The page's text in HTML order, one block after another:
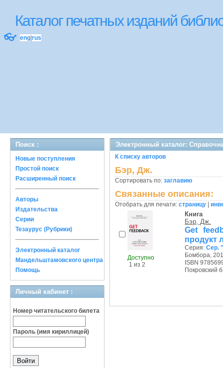
Каталог печатных изданий
👓 eng rus
Поиск :
Новые поступления
Простой поиск
Расширенный поиск
Авторы
Издательства
Серии
Тезаурус (Рубрики)
Электронный каталог
Мандельштамовского центра
Помощь
Личный кабинет :
Номер читательского билета
Пароль (имя кириллицей)
Электронный каталог:
К списку авторов
Бэр, Дж.
Сортировать по: заглавию
Связанные описания:
Отобрать для печати: страницу
Доступно
1 из 2
Книга
Бэр, Дж.
Get
продукт
Серия: Сер.
Бомбора,
ISBN
Покровский